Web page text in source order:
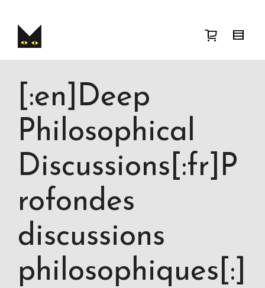
[:en]Deep
Philosophical
Discussions[:fr]P
rofondes
discussions
philosophiques[:]